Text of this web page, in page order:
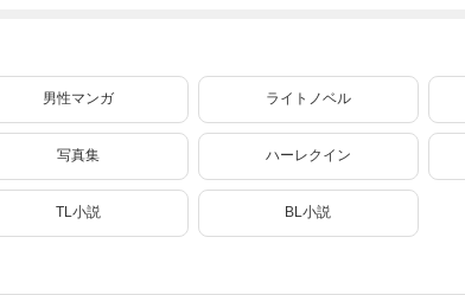
男性マンガ ライトノベル
写真集 ハーレクイン
TL小説 BL小説